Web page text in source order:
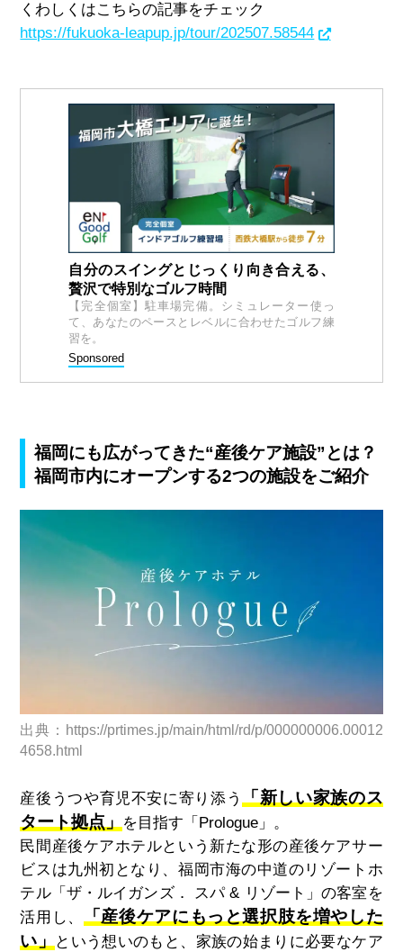
くわしくはこちらの記事をチェック
https://fukuoka-leapup.jp/tour/202507.58544
自分のスイングとじっくり向き合える、
贅沢で特別なゴルフ時間
【完全個室】駐車場完備。シミュレーター使っ
て、あなたのペースとレベルに合わせたゴルフ練
習を。
Sponsored
福岡にも広がってきた“産後ケア施設”とは？
福岡市内にオープンする2つの施設をご紹介
出典：https://prtimes.jp/main/html/rd/p/000000006.00012
4658.html
産後うつや育児不安に寄り添う「新しい家族のス
タート拠点」を目指す「Prologue」。
民間産後ケアホテルという新たな形の産後ケアサー
ビスは九州初となり、福岡市海の中道のリゾートホ
テル「ザ・ルイガンズ． スパ & リゾート」の客室を
活用し、 「産後ケアにもっと選択肢を増やした
い」という想いのもと、家族の始まりに必要なケア